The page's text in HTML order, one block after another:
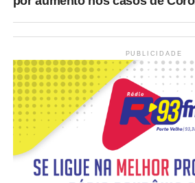
PUBLICIDADE